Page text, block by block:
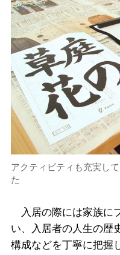
アクティビティも充実し
た
入居の際には家族に
い、入居者の人生の歴
構成などを丁寧に把握